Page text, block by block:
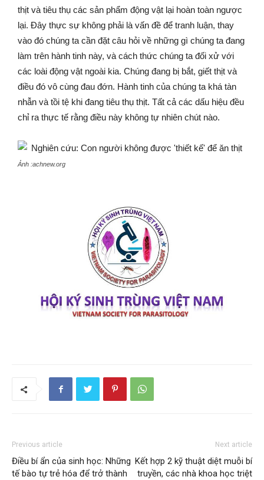
thịt và tiêu thụ các sản phẩm động vật lại hoàn toàn ngược
lại. Đây thực sự không phải là vấn đề để tranh luận, thay
vào đó chúng ta cần đặt câu hỏi về những gì chúng ta đang
làm trên hành tinh này, và cách thức chúng ta đối xử với
các loài động vật ngoài kia. Chúng đang bị bắt, giết thịt và
điều đó vô cùng đau đớn. Hành tinh của chúng ta khá tàn
nhẫn và tồi tệ khi đang tiêu thụ thịt. Tất cả các dấu hiệu đều
chỉ ra thực tế rằng điều này không tự nhiên chút nào.
Ảnh :achnew.org
Previous article
Điều bí ẩn của sinh học: Những
tế bào tự trẻ hóa để trở thành
Next article
Kết hợp 2 kỹ thuật diệt muỗi bí
truyền, các nhà khoa học triệt